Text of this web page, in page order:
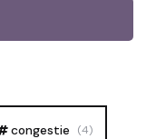
congestie (4)